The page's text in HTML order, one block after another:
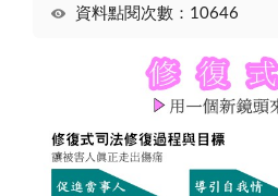
資料點閱次數：10646